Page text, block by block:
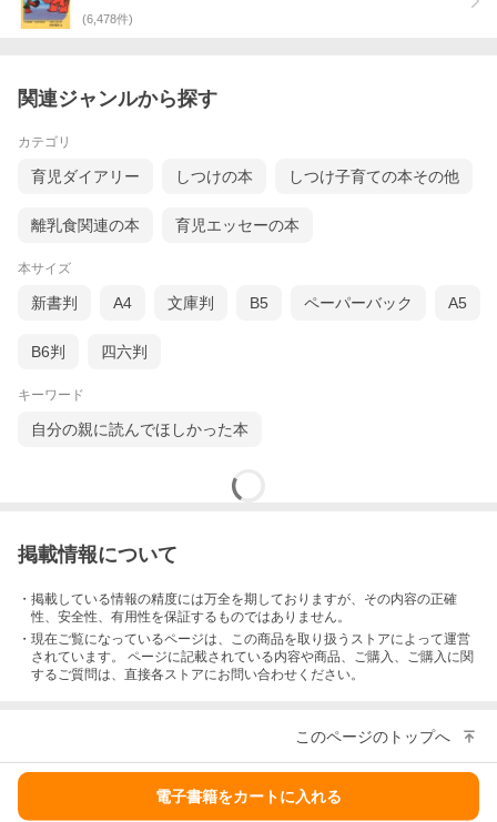
(6,478件)
関連ジャンルから探す
カテゴリ
育児ダイアリー しつけの本 しつけ子育ての本その他
離乳食関連の本 育児エッセーの本
本サイズ
新書判 A4 文庫判 B5 ペーパーバック A5
B6判 四六判
キーワード
自分の親に読んでほしかった本
掲載情報について
・掲載している情報の精度には万全を期しておりますが、その内容の正確
性、安全性、有用性を保証するものではありません。
・現在ご覧になっているページは、この商品を取り扱うストアによって運営
されています。 ページに記載されている内容や商品、ご購入 、ご購入に関
するご質問は、直接各ストアにお問い合わせください。
このページのトップへ
電子書籍をカートに入れる